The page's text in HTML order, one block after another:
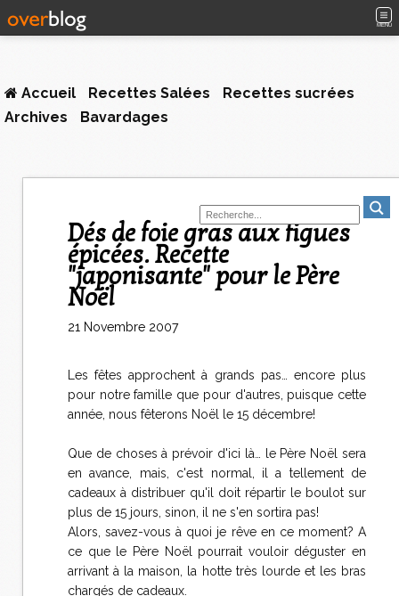
MENU
Accueil Recettes Salées
Recettes sucrées
Archives
Bavardages
Dés de foie gras aux figues
épicées. Recette
"japonisante" pour le Père
Noël
21 Novembre 2007
Les fêtes approchent à grands pas… encore plus
pour notre famille que pour d'autres, puisque cette
année, nous fêterons Noël le 15 décembre!
Que de choses à prévoir d'ici là… le Père Noël sera
en avance, mais, c'est normal, il a tellement de
cadeaux à distribuer qu'il doit répartir le boulot sur
plus de 15 jours, sinon, il ne s'en sortira pas!
Alors, savez-vous à quoi je rêve en ce moment? A
ce que le Père Noël pourrait vouloir déguster en
arrivant à la maison, la hotte très lourde et les bras
chargés de cadeaux.